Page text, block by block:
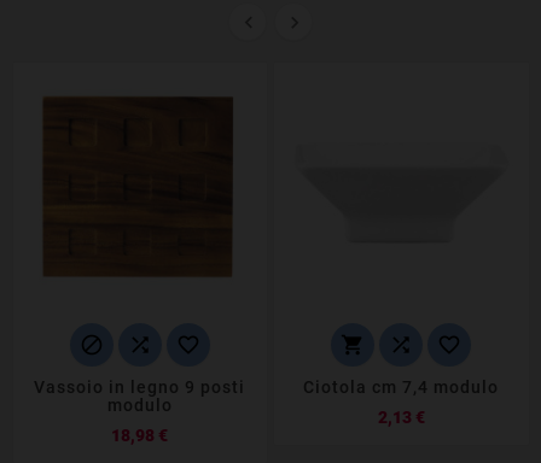
  
Vassoio in legno 9 posti
modulo
18,98 €
  
Ciotola cm 7,4 modulo
2,13 €Prezzo